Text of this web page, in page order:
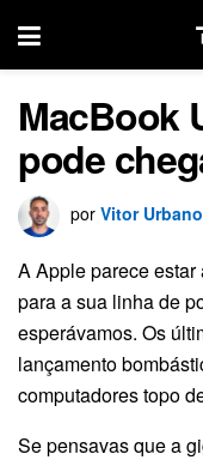
MacBook
pode
por Vitor Urbano
A Apple parece
para a sua linha de
esperávamos. Os
lançamento
computadores topo
Se pensavas que a